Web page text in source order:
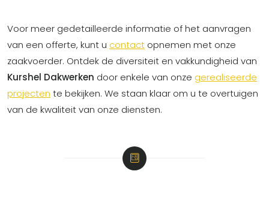
Voor meer gedetailleerde informatie of het aanvragen
van een offerte, kunt u contact opnemen met onze
zaakvoerder. Ontdek de diversiteit en vakkundigheid van
Kurshel Dakwerken door enkele van onze gerealiseerde
projecten te bekijken. We staan klaar om u te overtuigen
van de kwaliteit van onze diensten.